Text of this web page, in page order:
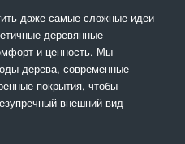
даже самые сложные идеи
деревянные
и ценность. Мы
дерева, современные
покрытия, чтобы
внешний вид